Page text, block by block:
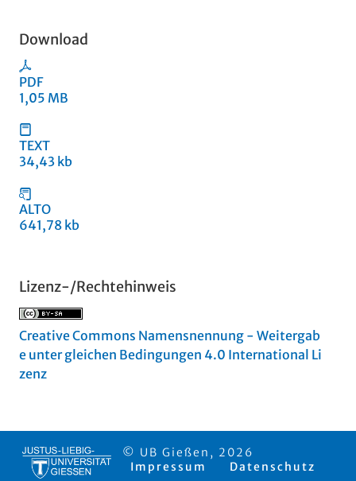
Download
PDF
1,05 MB
TEXT
34,43 kb
ALTO
641,78 kb
Lizenz-/Rechtehinweis
Creative Commons Namensnennung - Weitergab
e unter gleichen Bedingungen 4.0 International Li
zenz
© UB Gießen, 2026
Impressum
Datenschutz